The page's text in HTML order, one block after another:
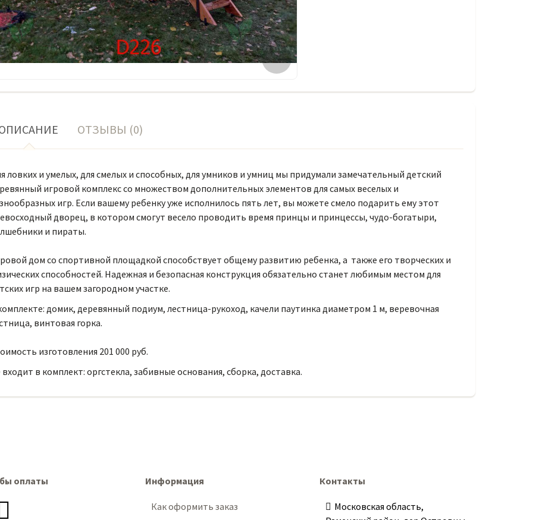
ОТЗЫВЫ (0)
ловких и умелых, для смелых и способных, для умников и умниц мы придумали замечательный детский
игровой комплекс со множеством дополнительных элементов для самых веселых и
игр. Если вашему ребенку уже исполнилось пять лет, вы можете смело подарить ему этот
дворец, в котором смогут весело проводить время принцы и принцессы, чудо-богатыри,
и пираты.
дом со спортивной площадкой способствует общему развитию ребенка, а также его творческих и
способностей. Надежная и безопасная конструкция обязательно станет любимым местом для
игр на вашем загородном участке.
домик, деревянный подиум, лестница-рукоход, качели паутинка диаметром 1 м, веревочная
винтовая горка.
изготовления 201 000 руб.
входит в комплект: оргстекла, забивные основания, сборка, доставка.
оплаты Информация
Как оформить заказ
Контакты
Московская область,